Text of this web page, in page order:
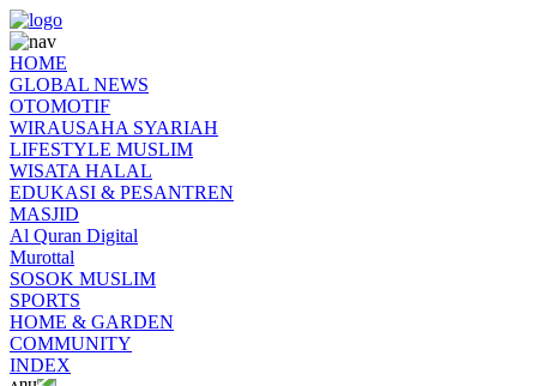
HOME
GLOBAL NEWS
OTOMOTIF
WIRAUSAHA SYARIAH
LIFESTYLE MUSLIM
WISATA HALAL
EDUKASI & PESANTREN
MASJID
Al Quran Digital
Murottal
SOSOK MUSLIM
SPORTS
HOME & GARDEN
COMMUNITY
INDEX